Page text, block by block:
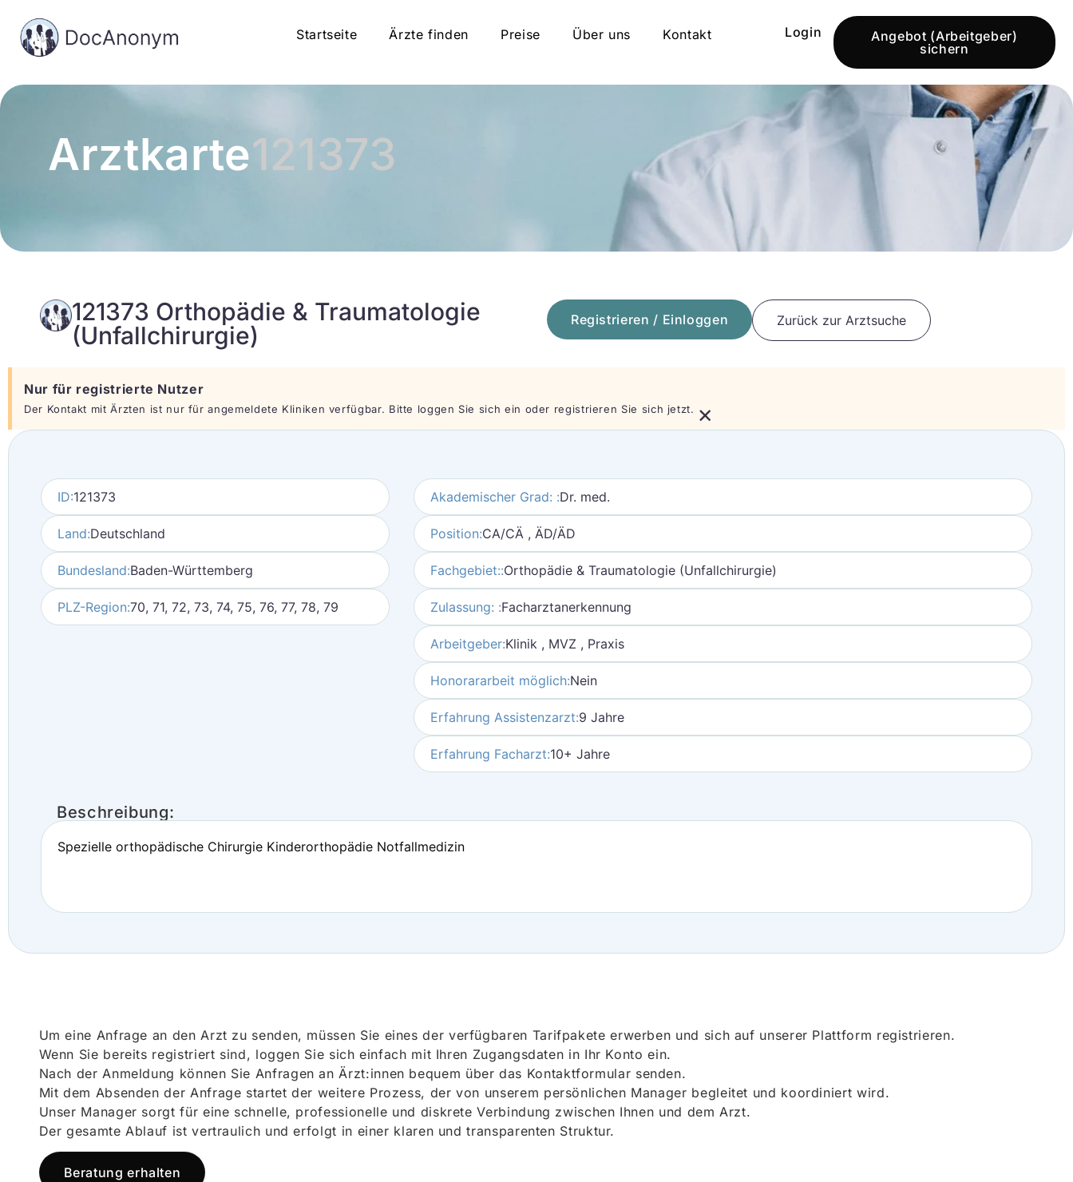
Startseite Ärzte finden Preise Über uns Kontakt Login
Angebot (Arbeitgeber)
sichern
Arztkarte121373
121373 Orthopädie & Traumatologie
(Unfallchirurgie)
Registrieren / Einloggen Zurück zur Arztsuche
Nur für registrierte Nutzer
Der Kontakt mit Ärzten ist nur für angemeldete Kliniken verfügbar. Bitte loggen Sie sich ein oder registrieren Sie sich jetzt. ×
ID:121373
Land:Deutschland
Bundesland:Baden-Württemberg
PLZ-Region:70, 71, 72, 73, 74, 75, 76, 77, 78, 79
Akademischer Grad: :Dr. med.
Position:CA/CÄ , ÄD/ÄD
Fachgebiet::Orthopädie & Traumatologie (Unfallchirurgie)
Zulassung: :Facharztanerkennung
Arbeitgeber:Klinik , MVZ , Praxis
Honorararbeit möglich:Nein
Erfahrung Assistenzarzt:9 Jahre
Erfahrung Facharzt:10+ Jahre
Beschreibung:
Spezielle orthopädische Chirurgie Kinderorthopädie Notfallmedizin
Um eine Anfrage an den Arzt zu senden, müssen Sie eines der verfügbaren Tarifpakete erwerben und sich auf unserer Plattform registrieren.
Wenn Sie bereits registriert sind, loggen Sie sich einfach mit Ihren Zugangsdaten in Ihr Konto ein.
Nach der Anmeldung können Sie Anfragen an Ärzt:innen bequem über das Kontaktformular senden.
Mit dem Absenden der Anfrage startet der weitere Prozess, der von unserem persönlichen Manager begleitet und koordiniert wird.
Unser Manager sorgt für eine schnelle, professionelle und diskrete Verbindung zwischen Ihnen und dem Arzt.
Der gesamte Ablauf ist vertraulich und erfolgt in einer klaren und transparenten Struktur.
Beratung erhalten